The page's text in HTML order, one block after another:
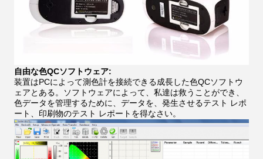
自由な色QCソフトウェア:
装置はPCによって測色計を接続できる成長した色QCソフトウ
ェアとある。ソフトウェアによって、私達は救うことができ、
色データを管理するために、データを、発生させるテスト レポ
ート、印刷物のテスト レポートを得なさい。